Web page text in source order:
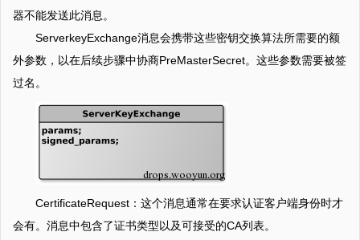
器不能发送此消息。
ServerkeyExchange消息会携带这些密钥交换算法所需要的额
外参数，以在后续步骤中协商PreMasterSecret。这些参数需要被签
过名。
CertificateRequest：这个消息通常在要求认证客户端身份时才
会有。消息中包含了证书类型以及可接受的CA列表。